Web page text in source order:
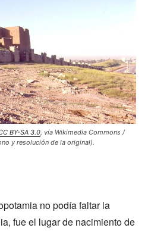
BY-SA 3.0, vía Wikimedia Commons /
y resolución de la original).
no podía faltar la
fue el lugar de nacimiento de